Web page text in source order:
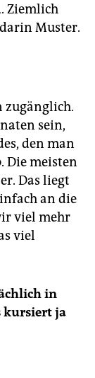
Ziemlich
Muster.
zugänglich.
sein,
den man
Die meisten
Das liegt
an die
viel mehr
viel
in
kursiert ja